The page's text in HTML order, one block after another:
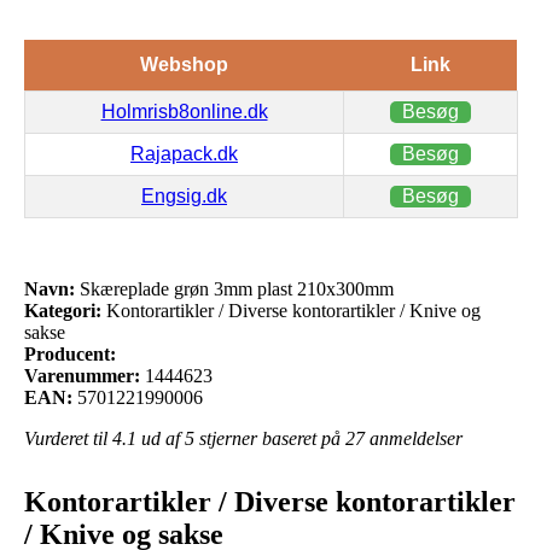
Webshop Link
Holmrisb8online.dk Besøg
Rajapack.dk Besøg
Engsig.dk Besøg
Navn: Skæreplade grøn 3mm plast 210x300mm
Kategori: Kontorartikler / Diverse kontorartikler / Knive og
sakse
Producent:
Varenummer: 1444623
EAN: 5701221990006
Vurderet til 4.1 ud af 5 stjerner baseret på 27anmeldelser
Kontorartikler / Diverse kontorartikler
/ Knive og sakse